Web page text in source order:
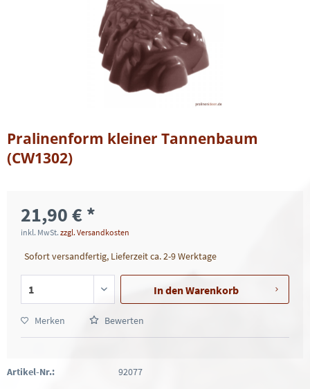
Pralinenform kleiner Tannenbaum
(CW1302)
21,90 € *
inkl. MwSt. zzgl. Versandkosten
Sofort versandfertig, Lieferzeit ca. 2-9 Werktage
In denWarenkorb
Merken Bewerten
Artikel-Nr.: 92077